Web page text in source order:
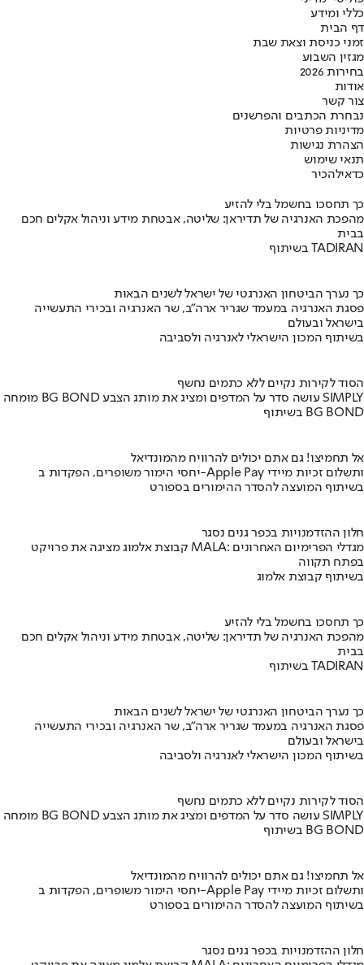
כללי ומידע
דף הבית
זמני כניסת וצאת שבת
מגזין השבוע
בחירות 2026
אודות
צור קשר
נבחרת הכתבים והפרשנים
מדיניות פרטיות
הצהרת נגישות
תנאי שימוש
כדאילהכיר
כך תחסכו בחשמל בלי להזיע
מהפכת האנרגיה של תדיראן: שליטה, אבטחת מידע וניהול אקלים חכם
בבית
בשיתוף TADIRAN
כך נערך הביטחון האנרגטי של ישראל לשנים הבאות
פסגת האנרגיה במעמד שגריר ארה"ב, שר האנרגיה ובכירי התעשייה
בישראל ובעולם
בשיתוף המכון הישראלי לאנרגיה ולסביבה
הסוד לקירות נקיים ללא כתמים נחשף
מומחה BG BOND עושה סדר על המדפים ומציג את מותג הצבע SIMPLY
בשיתוף BG BOND
אל תחמיצו! גם אתם יכולים להרוויח מהמונדיאל
יחסי הימור משופרים, הפקדות ב-Apple Pay ותשלום זכיות מיידי
בשיתוף המועצה להסדר ההימורים בספורט
חלון ההזדמנויות בכפר גנים נסגר
קבוצת אלמוג מציגה את פרויקט MALA: מגדלי הפרימיום האחרונים
בפתח תקווה
בשיתוף קבוצת אלמוג
כך תחסכו בחשמל בלי להזיע
מהפכת האנרגיה של תדיראן: שליטה, אבטחת מידע וניהול אקלים חכם
בבית
בשיתוף TADIRAN
כך נערך הביטחון האנרגטי של ישראל לשנים הבאות
פסגת האנרגיה במעמד שגריר ארה"ב, שר האנרגיה ובכירי התעשייה
בישראל ובעולם
בשיתוף המכון הישראלי לאנרגיה ולסביבה
הסוד לקירות נקיים ללא כתמים נחשף
מומחה BG BOND עושה סדר על המדפים ומציג את מותג הצבע SIMPLY
בשיתוף BG BOND
אל תחמיצו! גם אתם יכולים להרוויח מהמונדיאל
יחסי הימור משופרים, הפקדות ב-Apple Pay ותשלום זכיות מיידי
בשיתוף המועצה להסדר ההימורים בספורט
חלון ההזדמנויות בכפר גנים נסגר